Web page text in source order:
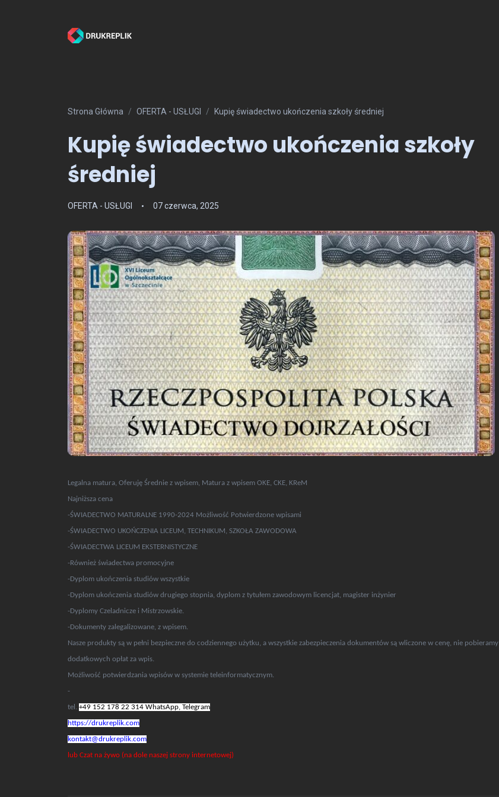
Strona Główna OFERTA - USŁUGI Kupię świadectwo ukończenia szkoły średniej
Kupię świadectwo ukończenia szkoły
średniej
OFERTA - USŁUGI 07 czerwca, 2025
Legalna matura, Oferuję Średnie z wpisem, Matura z wpisem OKE, CKE, KReM
Najniższa cena
-ŚWIADECTWO MATURALNE 1990-2024 Możliwość Potwierdzone wpisami
-ŚWIADECTWO UKOŃCZENIA LICEUM, TECHNIKUM, SZKOŁA ZAWODOWA
-ŚWIADECTWA LICEUM EKSTERNISTYCZNE
-Również świadectwa promocyjne
-Dyplom ukończenia studiów wszystkie
-Dyplom ukończenia studiów drugiego stopnia, dyplom z tytułem zawodowym licencjat, magister inżynier
-Dyplomy Czeladnicze i Mistrzowskie.
-Dokumenty zalegalizowane, z wpisem.
Nasze produkty są w pełni bezpieczne do codziennego użytku, a wszystkie zabezpieczenia dokumentów są wliczone w cenę, nie pobieramy
dodatkowych opłat za wpis.
Możliwość potwierdzania wpisów w systemie teleinformatycznym.
-
tel. +49 152 178 22 314 WhatsApp, Telegram
https://drukreplik.com
kontakt@drukreplik.com
lub Czat na żywo (na dole naszej strony internetowej)